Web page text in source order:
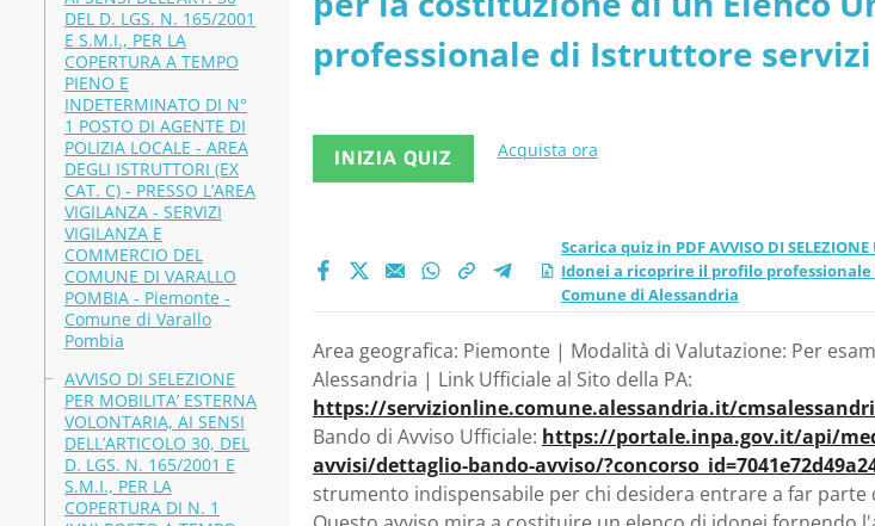
DEL D. LGS. N. 165/2001
E S.M.I., PER LA
COPERTURA A TEMPO
PIENO E
INDETERMINATO DI N°
1 POSTO DI AGENTE DI
POLIZIA LOCALE - AREA
DEGLI ISTRUTTORI (EX
CAT. C) - PRESSO L’AREA
VIGILANZA - SERVIZI
VIGILANZA E
COMMERCIO DEL
COMUNE DI VARALLO
POMBIA - Piemonte -
Comune di Varallo
Pombia
AVVISO DI SELEZIONE
PER MOBILITA’ ESTERNA
VOLONTARIA, AI SENSI
DELL’ARTICOLO 30, DEL
D. LGS. N. 165/2001 E
S.M.I., PER LA
COPERTURA DI N. 1
- Piemonte - Comune di
professionale di Istruttore
INIZIA QUIZ Acquista ora
Scarica quiz in PDF AVVISO DI
Idonei a ricoprire il profilo
Comune di Alessandria
Area geografica: Piemonte | Modalità di Valutazione: Per
Alessandria | Link Ufficiale al Sito della PA:
https://servizionline.comune.alessandria.it/
Bando di Avviso Ufficiale: https://portale.inpa.gov.it/api/
avvisi/dettaglio-bando-avviso/
strumento indispensabile per chi desidera entrare a far